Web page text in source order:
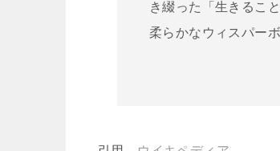
き綴った「生きるこ
柔らかなウィスパー